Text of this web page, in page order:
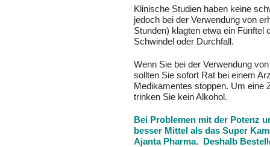
Klinische Studien haben keine
jedoch bei der Verwendung von
Stunden) klagten etwa ein Fünftel
Schwindel oder Durchfall.
Wenn Sie bei der Verwendung
sollten Sie sofort Rat bei einem
Medikamentes stoppen. Um eine
trinken Sie kein Alkohol.
Bei Problemen mit der Potenz
besser Mittel als das Super
Ajanta Pharma. Deshalb